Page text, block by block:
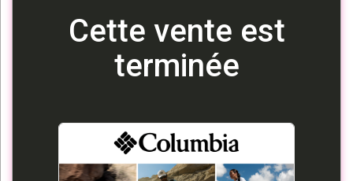
Cette vente est
terminée